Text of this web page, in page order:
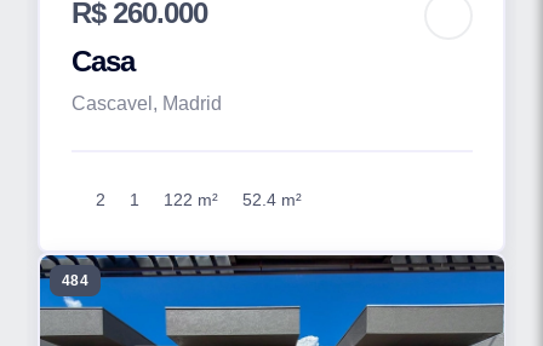
R$ 260.000
Casa
Cascavel, Madrid
2 1 122 m² 52.4 m²
484